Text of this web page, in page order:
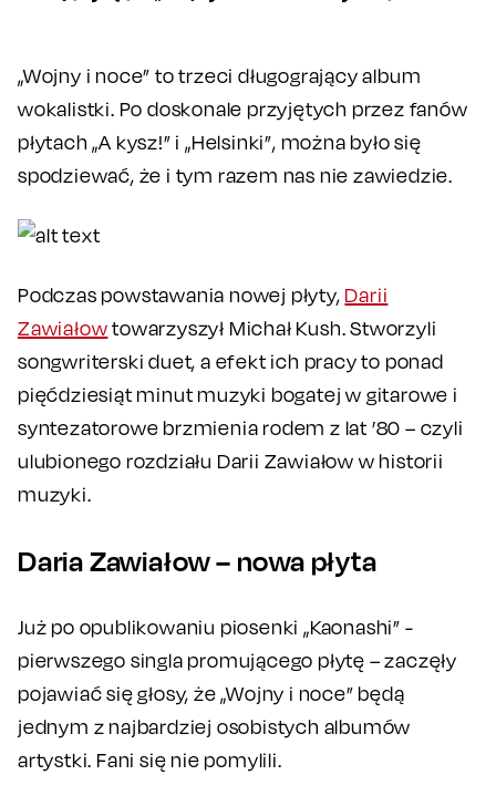
„Wojny i noce” to trzeci długogrający album
wokalistki. Po doskonale przyjętych przez fanów
płytach „A kysz!” i „Helsinki”, można było się
spodziewać, że i tym razem nas nie zawiedzie.
Podczas powstawania nowej płyty, Darii
Zawiałowtowarzyszył Michał Kush. Stworzyli
songwriterski duet, a efekt ich pracy to ponad
pięćdziesiąt minut muzyki bogatej w gitarowe i
syntezatorowe brzmienia rodem z lat ’80 – czyli
ulubionego rozdziału Darii Zawiałow w historii
muzyki.
Daria Zawiałow – nowa płyta
Już po opublikowaniu piosenki „Kaonashi” -
pierwszego singla promującego płytę – zaczęły
pojawiać się głosy, że „Wojny i noce” będą
jednym z najbardziej osobistych albumów
artystki. Fani się nie pomylili.